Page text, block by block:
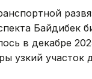
Байдибек
в декабре
узкий участок